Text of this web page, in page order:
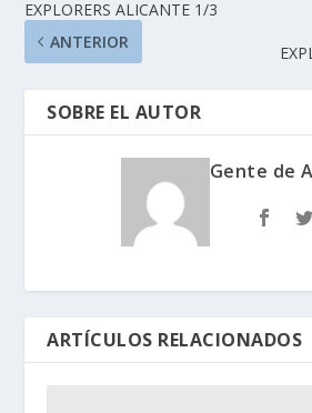
EXPLORERS ALICANTE 1/3
ANTERIOR
SOBRE EL AUTOR
Gente de
ARTÍCULOS RELACIONADOS